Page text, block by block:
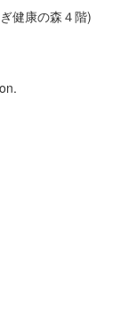
健康の森４階)